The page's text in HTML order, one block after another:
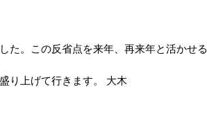
た。この反省点を来年、再来年と活かせる
り上げて行きます。 大木